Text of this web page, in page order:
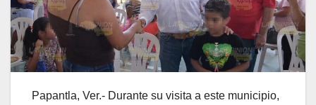
Papantla, Ver.- Durante su visita a este municipio,